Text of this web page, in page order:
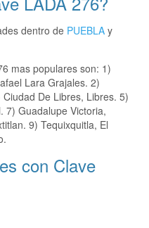
dentro de PUEBLA y
mas populares son: 1)
Lara Grajales. 2)
De Libres, Libres. 5)
7) Guadalupe Victoria,
9) Tequixquitla, El
con Clave